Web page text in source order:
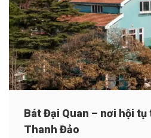
Bát Đại Quan – nơi hội
Thanh Đảo